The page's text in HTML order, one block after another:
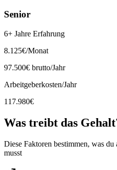
Senior
6+ Jahre Erfahrung
8.125€/Monat
97.500€ brutto/Jahr
Arbeitgeberkosten/Jahr
117.980€
Was treibt das
Diese Faktoren bestimmen, was
musst